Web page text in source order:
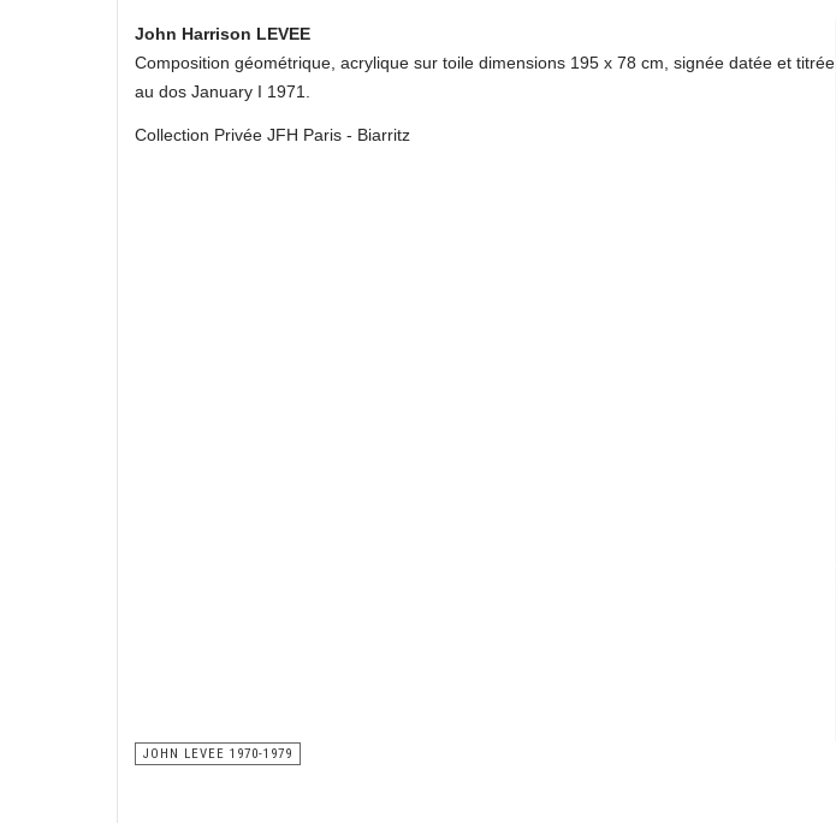
John Harrison LEVEE
Composition géométrique, acrylique sur toile dimensions 195 x 78 cm, signée datée et titrée
au dos January I 1971.
Collection Privée JFH Paris - Biarritz
JOHN LEVEE 1970-1979